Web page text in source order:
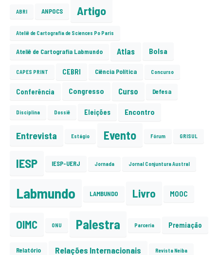
ABRI ANPOCS Artigo
Ateliê de Cartografia de Sciences Po Paris
Ateliê de Cartografia Labmundo Atlas Bolsa
CAPES PRINT CEBRI Ciência Política Concurso
Conferência Congresso Curso Defesa
Disciplina Dossiê Eleições Encontro
Entrevista Estágio Evento Fórum GRISUL
IESP IESP-UERJ Jornada Jornal Conjuntura Austral
Labmundo LAMBUNDO Livro MOOC
OIMC ONU Palestra Parceria Premiação
Relatório Relações Internacionais Revista Neiba